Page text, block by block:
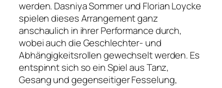
werden. Dasniya Sommer und Florian Loycke
spielen dieses Arrangement ganz
anschaulich in ihrer Performance durch,
wobei auch die Geschlechter- und
Abhängigkeitsrollen gewechselt werden. Es
entspinnt sich so ein Spiel aus Tanz,
Gesang und gegenseitiger Fesselung,